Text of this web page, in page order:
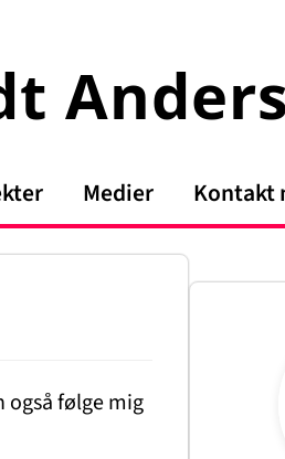
Medier Kontakt
også følge mig